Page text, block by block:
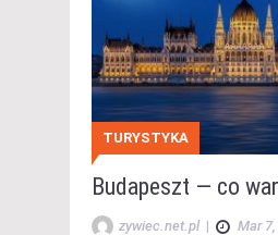
TURYSTYKA
Budapeszt — co
zywiec.net.pl | Mar